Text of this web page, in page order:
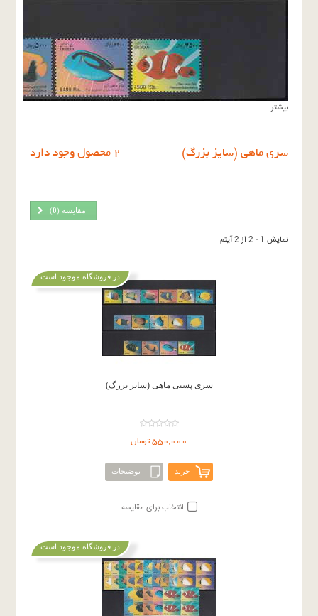
بیشتر
سرى ماهى (سايز بزرگ) 2 محصول وجود دارد
مقایسه (0
)
نمایش 1 - 2 از 2 آیتم
سری پستی ماهی (سایز بزرگ)
550,000 تومان
خرید توضیحات
در فروشگاه موجود است
انتخاب برای مقایسه
در فروشگاه موجود است